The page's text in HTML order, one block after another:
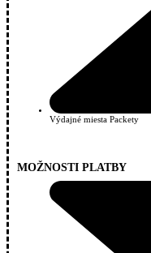
Výdajné miesta Packety
MOŽNOSTI PLATBY